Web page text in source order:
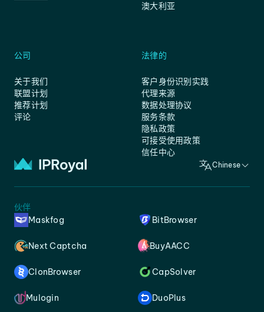
澳大利亚
公司
关于我们
联盟计划
推荐计划
评论
法律的
客户身份识别实践
代理来源
数据处理协议
服务条款
隐私政策
可接受使用政策
信任中心
Chinese
伙伴
Maskfog
BitBrowser
Next Captcha BuyAACC
ClonBrowser CapSolver
Mulogin DuoPlus